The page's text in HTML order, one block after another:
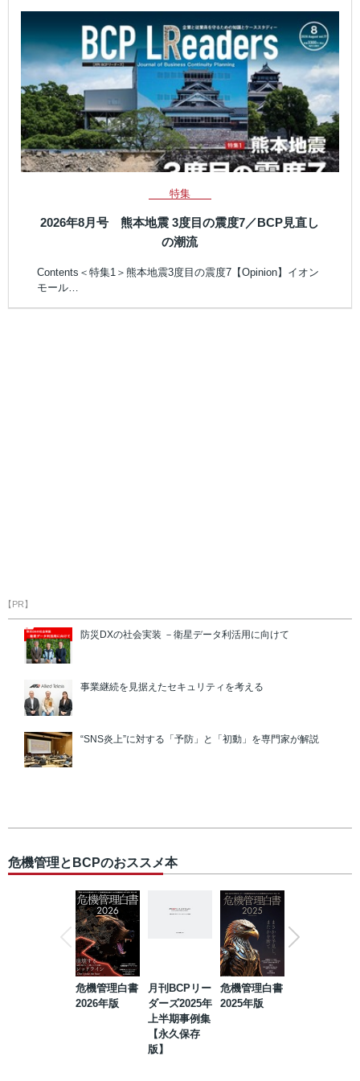
特集
2026年8月号 熊本地震 3度目の震度7／BCP見直し
の潮流
Contents＜特集1＞熊本地震3度目の震度7【Opinion】イオン
モール…
【PR】
防災DXの社会実装 －衛星データ利活用に向けて
事業継続を見据えたセキュリティを考える
“SNS炎上”に対する「予防」と「初動」を専門家が解説
危機管理とBCPのおススメ本
危機管理白書
2026年版
月刊BCPリー
ダーズ2025年
上半期事例集
【永久保存
版】
危機管理白書
2025年版